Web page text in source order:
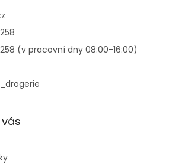
(v pracovní dny 08:00-16:00)